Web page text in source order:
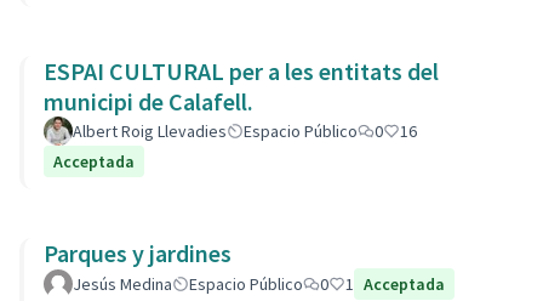
ESPAI CULTURAL per a les entitats del
municipi de Calafell.
Albert Roig Llevadies Espacio Público 0
16
Acceptada
Parques y jardines
Jesús Medina Espacio Público 0 1 Acceptada